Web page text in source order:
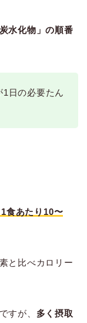
水化物」の順番
日の必要たん
食あたり10〜
と比べカロリー
すが、 多く摂取